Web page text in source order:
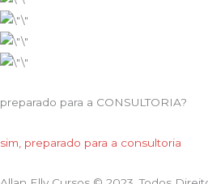
preparado para a CONSULTORIA?
sim, preparado para a consultoria